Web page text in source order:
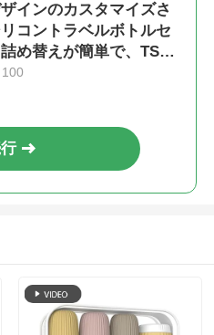
インのカスタマイズさ
コントラベルボトルセ
め替えが簡単で、TSA
行用です。